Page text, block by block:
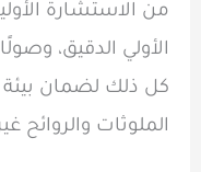
من الاستشارة
الأولي الدقيق،
كل ذلك لضمان
الملوثات والروائح